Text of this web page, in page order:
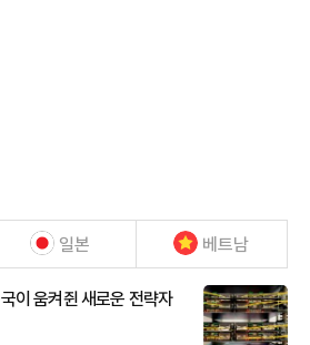
일본 베트남
이 움켜쥔 새로운 전략자